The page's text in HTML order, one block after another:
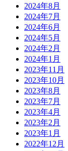
2024年8月
2024年7月
2024年6月
2024年5月
2024年2月
2024年1月
2023年11月
2023年10月
2023年8月
2023年7月
2023年4月
2023年2月
2023年1月
2022年12月